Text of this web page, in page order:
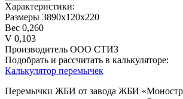
Характеристики:
Размеры 3890х120х220
Вес 0,260
V 0,103
Производитель ООО СТИЗ
Подобрать и рассчитать в калькуляторе:
Калькулятор перемычек
Перемычки ЖБИ от завода ЖБИ